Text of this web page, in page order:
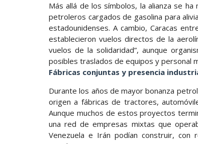
Más allá de los símbolos, la alianza se
petroleros cargados de gasolina para
estadounidenses. A cambio, Caracas
establecieron vuelos directos de la
vuelos de la solidaridad”, aunque
posibles traslados de equipos y personal
Fábricas conjuntas y presencia
Durante los años de mayor bonanza
origen a fábricas de tractores,
Aunque muchos de estos proyectos
una red de empresas mixtas que
Venezuela e Irán podían construir, con